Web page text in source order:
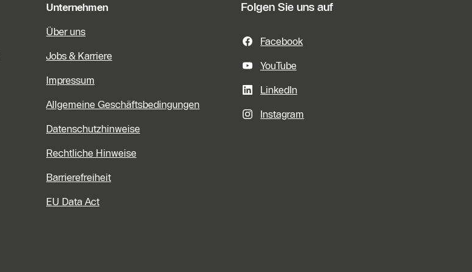
Unternehmen
Über uns
Jobs & Karriere
Impressum
Allgemeine Geschäftsbedingungen
Datenschutzhinweise
Rechtliche Hinweise
Barrierefreiheit
EU Data Act
Folgen Sie uns auf
Facebook
YouTube
LinkedIn
Instagram